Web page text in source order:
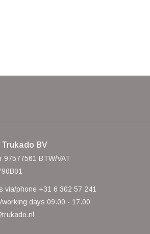
BV
97577561 BTW/VAT
via/phone +31 6 302 57 241
days 09.00 - 17.00